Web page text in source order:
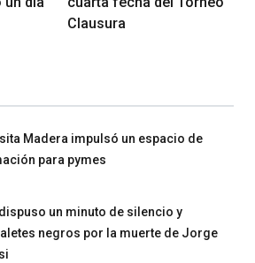
Clausura
Madera impulsó un espacio de
para pymes
un minuto de silencio y
negros por la muerte de Jorge